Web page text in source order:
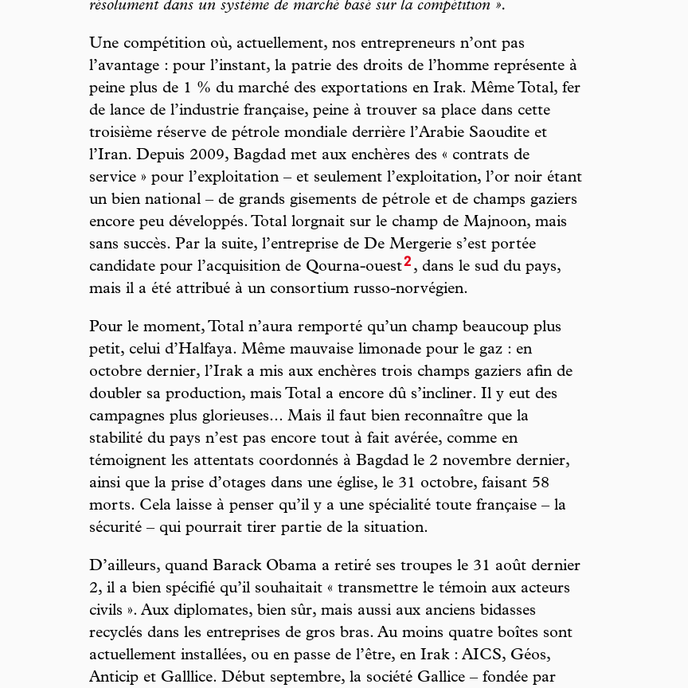
résolument dans un système de marché basé sur la compétition ».
Une compétition où, actuellement, nos entrepreneurs n’ont pas
l’avantage : pour l’instant, la patrie des droits de l’homme représente à
peine plus de 1 % du marché des exportations en Irak. Même Total, fer
de lance de l’industrie française, peine à trouver sa place dans cette
troisième réserve de pétrole mondiale derrière l’Arabie Saoudite et
l’Iran. Depuis 2009, Bagdad met aux enchères des « contrats de
service » pour l’exploitation – et seulement l’exploitation, l’or noir étant
un bien national – de grands gisements de pétrole et de champs gaziers
encore peu développés. Total lorgnait sur le champ de Majnoon, mais
sans succès. Par la suite, l’entreprise de De Mergerie s’est portée
candidate pour l’acquisition de Qourna-ouest2 , dans le sud du pays,
mais il a été attribué à un consortium russo-norvégien.
Pour le moment, Total n’aura remporté qu’un champ beaucoup plus
petit, celui d’Halfaya. Même mauvaise limonade pour le gaz : en
octobre dernier, l’Irak a mis aux enchères trois champs gaziers afin de
doubler sa production, mais Total a encore dû s’incliner. Il y eut des
campagnes plus glorieuses... Mais il faut bien reconnaître que la
stabilité du pays n’est pas encore tout à fait avérée, comme en
témoignent les attentats coordonnés à Bagdad le 2 novembre dernier,
ainsi que la prise d’otages dans une église, le 31 octobre, faisant 58
morts. Cela laisse à penser qu’il y a une spécialité toute française – la
sécurité – qui pourrait tirer partie de la situation.
D’ailleurs, quand Barack Obama a retiré ses troupes le 31 août dernier
2, il a bien spécifié qu’il souhaitait « transmettre le témoin aux acteurs
civils ». Aux diplomates, bien sûr, mais aussi aux anciens bidasses
recyclés dans les entreprises de gros bras. Au moins quatre boîtes sont
actuellement installées, ou en passe de l’être, en Irak : AICS, Géos,
Anticip et Galllice. Début septembre, la société Gallice – fondée par